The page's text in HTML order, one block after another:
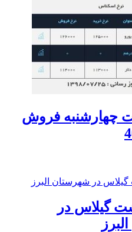
چهارشنبه فروش
گیلاس در